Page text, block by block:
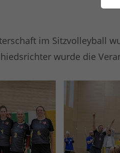
im Sitzvolleyball
wurde die